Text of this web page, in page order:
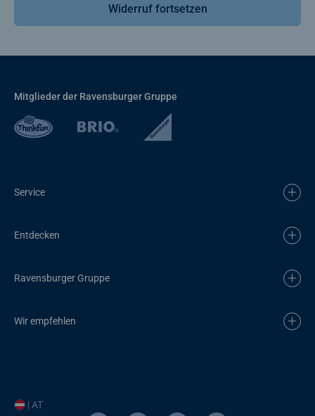
Widerruf fortsetzen
Mitglieder der Ravensburger Gruppe
Service
Entdecken
Ravensburger Gruppe
Wir empfehlen
| AT